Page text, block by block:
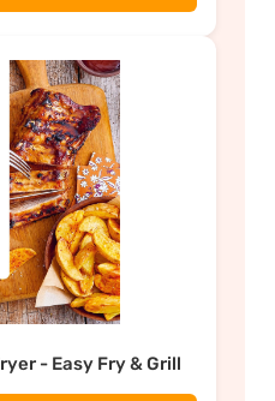
- Easy Fry & Grill